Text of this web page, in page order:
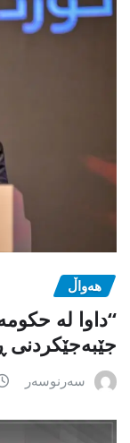
هەواڵ
“داوا لە
جێبەجێكردنی
سەرنوسەر